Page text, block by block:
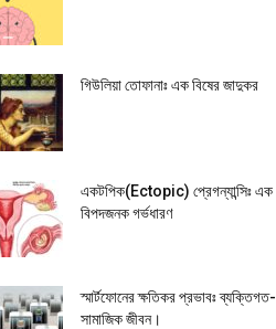
গিউলিয়া তোফানাঃ এক বিষের জাদুকর
একটপিক(Ectopic) প্রেগন্যান্সিঃ এক
বিপদজনক গর্ভধারণ
স্মার্টফোনের ক্ষতিকর প্রভাবঃ ব্যক্তিগত-
সামাজিক জীবন।